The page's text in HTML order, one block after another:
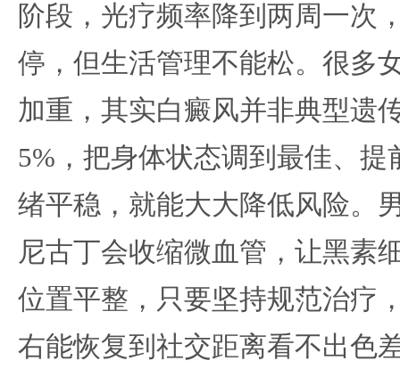
阶段，光疗频率降到两周一次
停，但生活管理不能松。很多
加重，其实白癜风并非典型遗
5%，把身体状态调到最佳、
绪平稳，就能大大降低风险。
尼古丁会收缩微血管，让黑素
位置平整，只要坚持规范治疗
右能恢复到社交距离看不出色